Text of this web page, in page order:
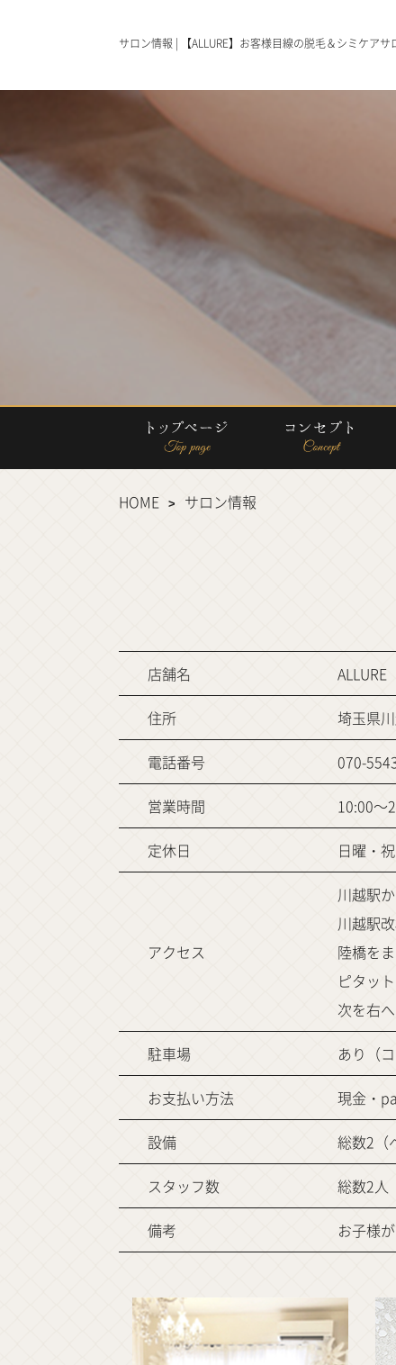
サロン情報 | 【ALLURE】お客様目線の脱毛＆シミケアサ
HOME サロン情報
店舗名 ALLURE
住所 埼玉県
電話番号 070-
営業時間 10:00～
定休日 日曜・
アクセス
川越駅
川越駅
陸橋を
ピタッ
次を右
駐車場 あり（
お支払い方法 現金・
設備 総数2（
スタッフ数 総数2人
備考 お子様